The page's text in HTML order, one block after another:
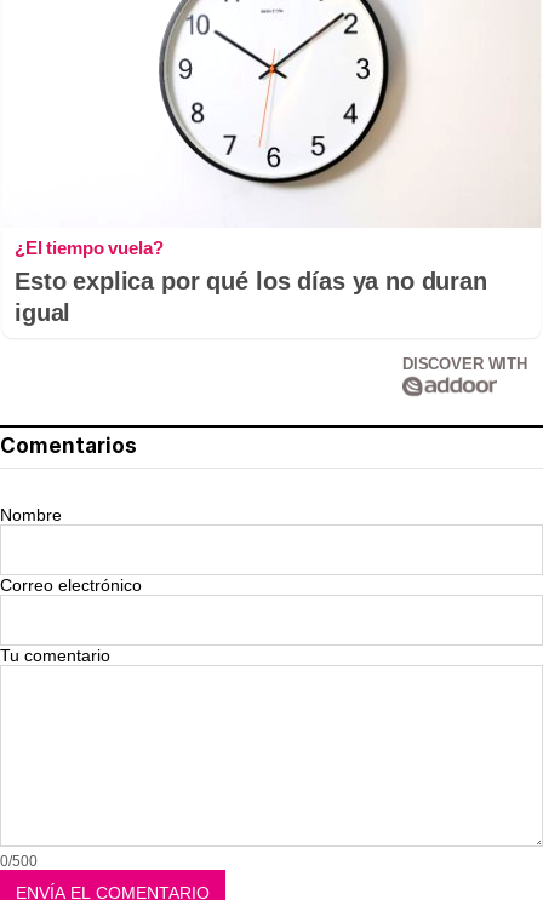
¿El tiempo vuela?
Esto explica por qué los días ya no duran
igual
DISCOVER WITH
Comentarios
Nombre
Correo electrónico
Tu comentario
0/500